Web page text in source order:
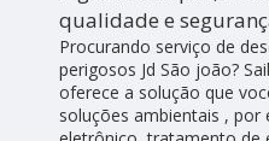
qualidade e
Procurando serviço de
perigosos Jd São joão?
oferece a solução que
soluções ambientais , por